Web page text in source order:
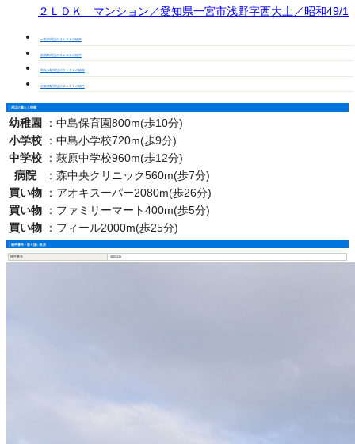
２ＬＤＫ マンション／愛知県一宮市浅野字西大土／昭和49/1
一宮市周辺の２ＬＤＫの物件
萩原駅周辺の２ＬＤＫの物件
島氏永駅周辺の２ＬＤＫの物件
苅安賀駅周辺の２ＬＤＫの物件
周辺の暮らし情報
幼稚園 ： 中島保育園800m(歩10分)
小学校
： 中島小学校720m(歩9分)
中学校
： 萩原中学校960m(歩12分)
病院
： 森中央クリニック560m(歩7分)
買い物
： アオキスーパー2080m(歩26分)
買い物
： ファミリーマート400m(歩5分)
買い物
： フィール2000m(歩25分)
物件番号・取り扱い支店
物件番号 3003215